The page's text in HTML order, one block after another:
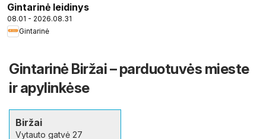
Gintarinė leidinys
08.01 - 2026.08.31
Gintarinė
Gintarinė Biržai – parduotuvės mieste
ir apylinkėse
Biržai
Vytauto gatvė 27